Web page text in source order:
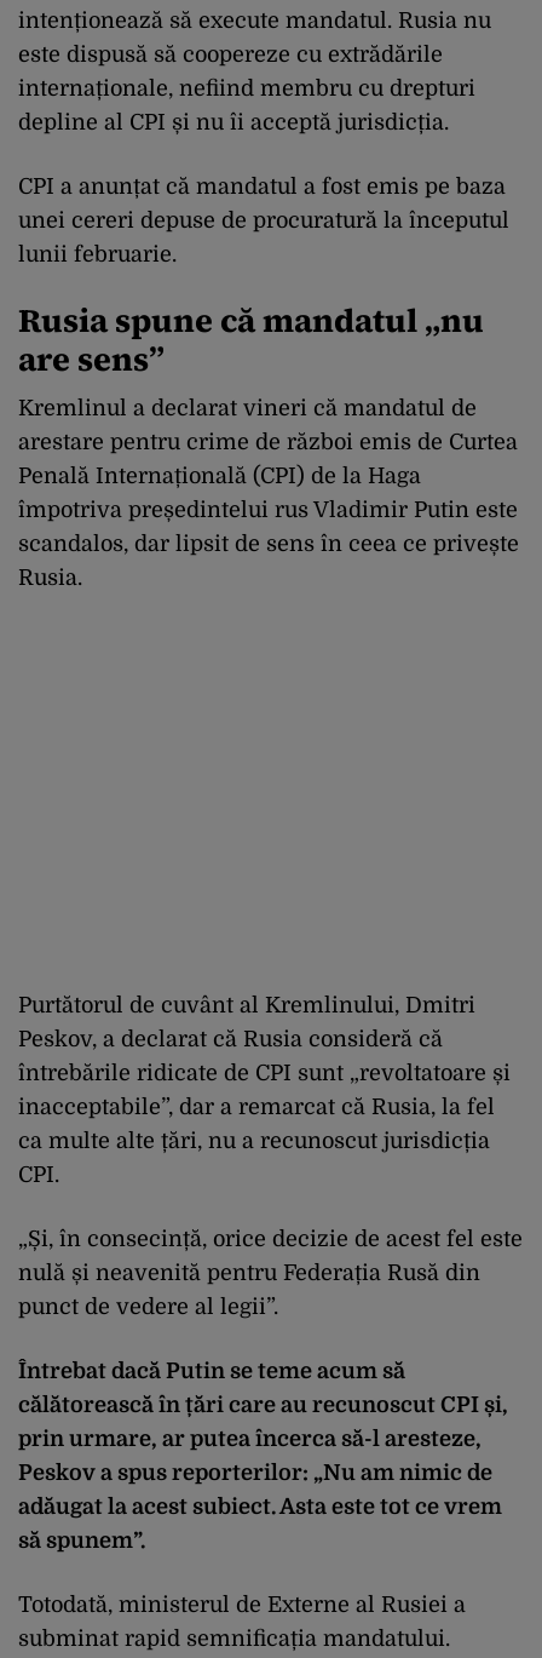
intenționează să execute mandatul. Rusia nu
este dispusă să coopereze cu extrădările
internaționale, nefiind membru cu drepturi
depline al CPI și nu îi acceptă jurisdicția.
CPI a anunțat că mandatul a fost emis pe baza
unei cereri depuse de procuratură la începutul
lunii februarie.
Rusia spune că mandatul „nu
are sens”
Kremlinul a declarat vineri că mandatul de
arestare pentru crime de război emis de Curtea
Penală Internațională (CPI) de la Haga
împotriva președintelui rus Vladimir Putin este
scandalos, dar lipsit de sens în ceea ce privește
Rusia.
Purtătorul de cuvânt al Kremlinului, Dmitri
Peskov, a declarat că Rusia consideră că
întrebările ridicate de CPI sunt „revoltatoare și
inacceptabile”, dar a remarcat că Rusia, la fel
ca multe alte țări, nu a recunoscut jurisdicția
CPI.
„Și, în consecință, orice decizie de acest fel este
nulă și neavenită pentru Federația Rusă din
punct de vedere al legii”.
Întrebat dacă Putin se teme acum să
călătorească în țări care au recunoscut CPI și,
prin urmare, ar putea încerca să-l aresteze,
Peskov a spus reporterilor: „Nu am nimic de
adăugat la acest subiect. Asta este tot ce vrem
să spunem”.
Totodată, ministerul de Externe al Rusiei a
subminat rapid semnificația mandatului.